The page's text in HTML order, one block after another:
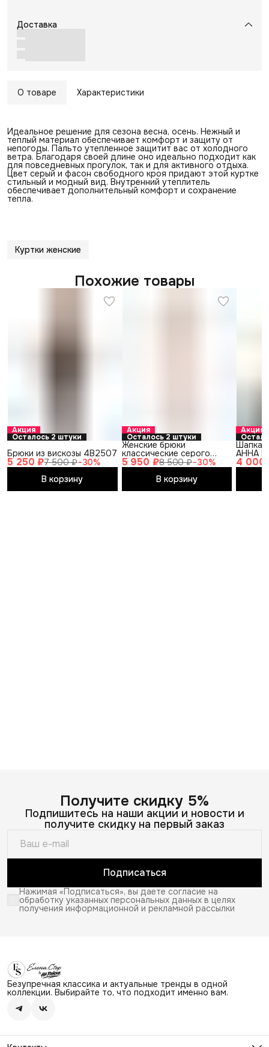
Доставка
О товаре Характеристики
Идеальное решение для сезона весна, осень. Нежный и
теплый материал обеспечивает комфорт и защиту от
непогоды. Пальто утепленное защитит вас от холодного
ветра. Благодаря своей длине оно идеально подходит как
для повседневных прогулок, так и для активного отдыха.
Цвет серый и фасон свободного кроя придают этой куртке
стильный и модный вид. Внутренний утеплитель
обеспечивает дополнительный комфорт и сохранение
тепла.
Куртки женские
Похожие товары
Акция
Осталось 2 штуки
5 250 ₽7 500 ₽−30%
Брюки из вискозы 4B2507
В корзину
Акция
Осталось 2 штуки
5 950 ₽8 500 ₽−30%
Женские брюки
классические серого
цвета 2211-1
В корзину
Акция
4 000
Шапка,
АННА
Получите скидку 5%
Подпишитесь на наши акции и новости и
получите скидку на первый заказ
Подписаться
Нажимая «Подписаться», вы даете согласие на
обработку указанных персональных данных в целях
получения информационной и рекламной рассылки
Безупречная классика и актуальные тренды в одной
коллекции. Выбирайте то, что подходит именно вам.